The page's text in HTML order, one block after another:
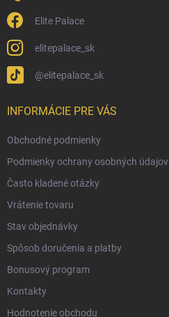
Elite Palace
elitepalace_sk
@elitepalace_sk
INFORMÁCIE PRE VÁS
Obchodné podmienky
Podmienky ochrany osobných údajov
Často kladené otázky
Vrátenie tovaru
Stav objednávky
Spôsob doručenia a platby
Bonusový program
Kontakty
Hodnotenie obchodu